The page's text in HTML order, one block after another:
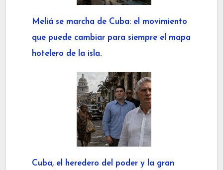
Meliá se marcha de Cuba: el movimiento
que puede cambiar para siempre el mapa
hotelero de la isla.
Cuba, el heredero del poder y la gran